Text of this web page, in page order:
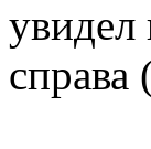
увидел
справа